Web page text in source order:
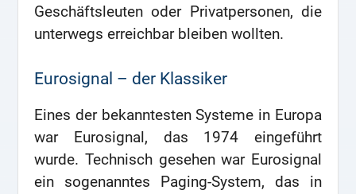
Geschäftsleuten oder Privatpersonen, die
unterwegs erreichbar bleiben wollten.
Eurosignal – der Klassiker
Eines der bekanntesten Systeme in Europa
war Eurosignal, das 1974 eingeführt
wurde. Technisch gesehen war Eurosignal
ein sogenanntes Paging-System, das in